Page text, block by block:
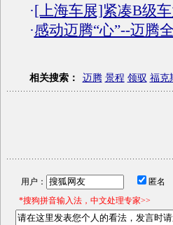
·[上海车展]紧凑B级
·感动迈腾“心”--迈腾
相关搜索： 迈腾 景程 领驭 福克
用户： 匿名
*搜狗拼音输入法，中文处理专家>>